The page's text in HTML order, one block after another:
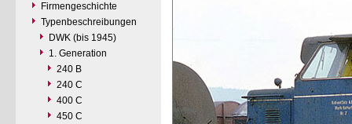
Firmengeschichte
Typenbeschreibungen
DWK (bis 1945)
1. Generation
240 B
240 C
400 C
450 C